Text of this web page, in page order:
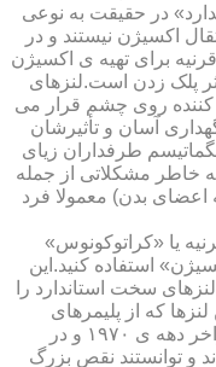
در حقیقت به نوعی
اکسیژن نیستند و در
قرنیه برای تهیه ی اکسیژن
پلک زدن است.لنزهای
کننده روی چشم قرار می
آسان و تأثیرشان
طرفداران زیای
خاطر مشکلاتی از جمله
اعضای بدن) معمولا فرد
یا «کراتوکونوس»
استفاده کنید.این
سخت استاندارد را
که از پلیمرهای
نفوذپذیر به اکسیژن ساخته شده اند،در اواخر دهه ی ۱۹۷۰ و در
طراحی شدند و توانستند نقص بزرگ